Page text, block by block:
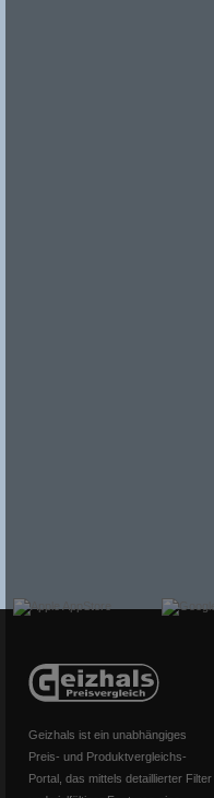
Geizhals ist ein unabhängiges
Preis- und Produktvergleichs-
Portal, das mittels detaillierter Filter